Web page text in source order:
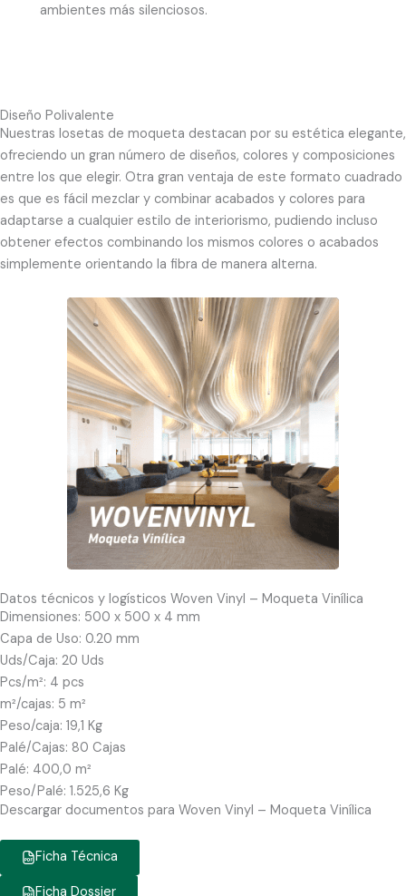
ambientes más silenciosos.
Diseño Polivalente
Nuestras losetas de moqueta destacan por su estética elegante,
ofreciendo un gran número de diseños, colores y composiciones
entre los que elegir. Otra gran ventaja de este formato cuadrado
es que es fácil mezclar y combinar acabados y colores para
adaptarse a cualquier estilo de interiorismo, pudiendo incluso
obtener efectos combinando los mismos colores o acabados
simplemente orientando la fibra de manera alterna.
Datos técnicos y logísticos Woven Vinyl – Moqueta Vinílica
Dimensiones: 500 x 500 x 4 mm
Capa de Uso: 0.20 mm
Uds/Caja: 20 Uds
Pcs/m²: 4 pcs
m²/cajas: 5 m²
Peso/caja: 19,1 Kg
Palé/Cajas: 80 Cajas
Palé: 400,0 m²
Peso/Palé: 1.525,6 Kg
Descargar documentos para Woven Vinyl – Moqueta Vinílica
Ficha Técnica
Ficha Dossier